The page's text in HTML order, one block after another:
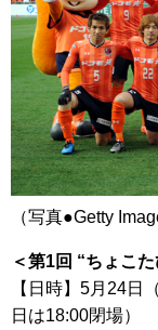
（写真●Getty
＜第1回 “ちょこ
【日時】5月24日
日は18:00閉場）